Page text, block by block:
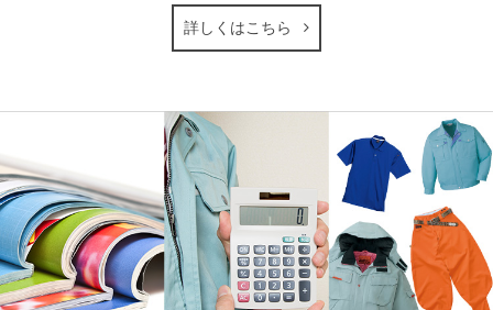
詳しくはこちら